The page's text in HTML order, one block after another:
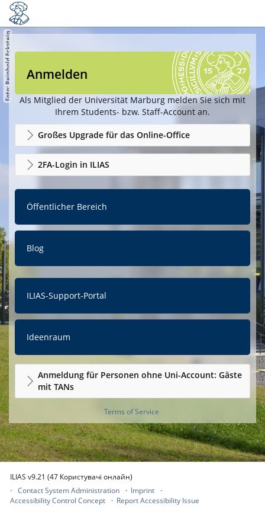
Anmelden
Als Mitglied der Universität Marburg melden Sie sich mit
Ihrem Students- bzw. Staff-Account an.
Großes Upgrade für das Online-Office
2FA-Login in ILIAS
Öffentlicher Bereich
Blog
ILIAS-Support-Portal
Ideenraum
Anmeldung für Personen ohne Uni-Account: Gäste
mit TANs
Terms of Service
ILIAS v9.21 (47 Користувачі онлайн)
Contact System Administration
Imprint
Accessibility Control Concept
Report Accessibility Issue